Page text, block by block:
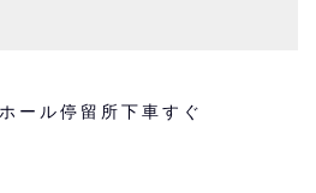
ール停留所下車すぐ